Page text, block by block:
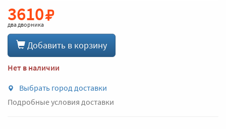
3610
два дворника
Добавить в корзину
Нет в наличии
Выбрать город доставки
Подробные условия доставки